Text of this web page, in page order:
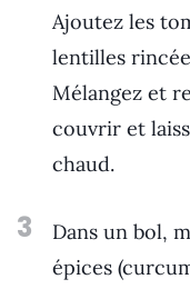
Ajoutez les
lentilles
Mélangez et
couvrir et
chaud.
3
Dans un bol,
épices